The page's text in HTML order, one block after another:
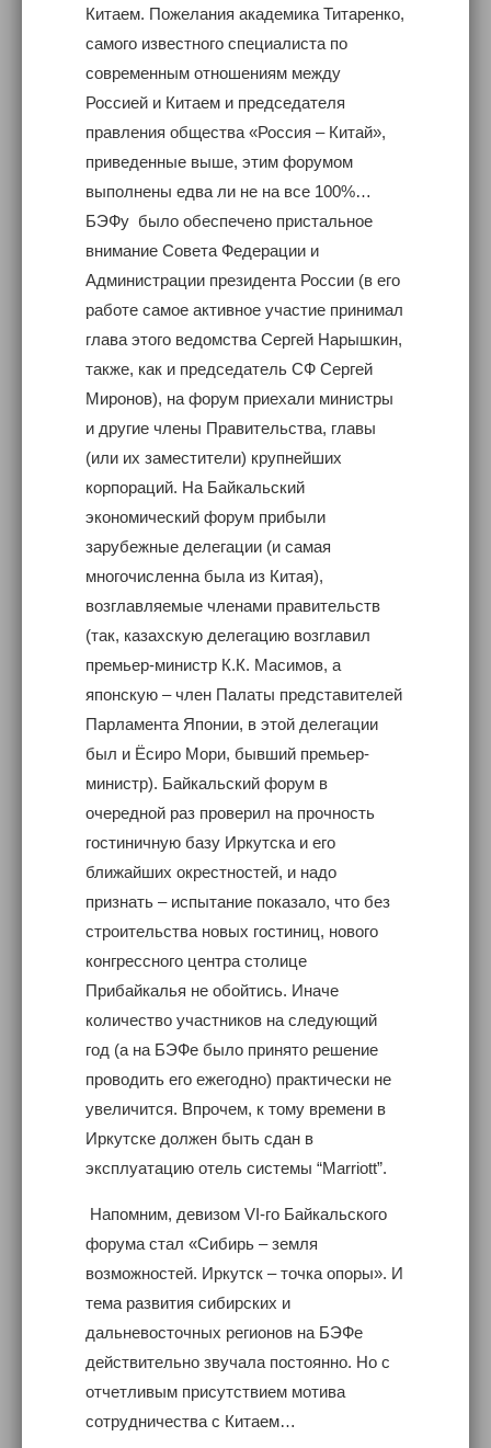
Китаем. Пожелания академика Титаренко,
самого известного специалиста по
современным отношениям между
Россией и Китаем и председателя
правления общества «Россия – Китай»,
приведенные выше, этим форумом
выполнены едва ли не на все 100%…
БЭФу было обеспечено пристальное
внимание Совета Федерации и
Администрации президента России (в его
работе самое активное участие принимал
глава этого ведомства Сергей Нарышкин,
также, как и председатель СФ Сергей
Миронов), на форум приехали министры
и другие члены Правительства, главы
(или их заместители) крупнейших
корпораций. На Байкальский
экономический форум прибыли
зарубежные делегации (и самая
многочисленна была из Китая),
возглавляемые членами правительств
(так, казахскую делегацию возглавил
премьер-министр К.К. Масимов, а
японскую – член Палаты представителей
Парламента Японии, в этой делегации
был и Ёсиро Мори, бывший премьер-
министр). Байкальский форум в
очередной раз проверил на прочность
гостиничную базу Иркутска и его
ближайших окрестностей, и надо
признать – испытание показало, что без
строительства новых гостиниц, нового
конгрессного центра столице
Прибайкалья не обойтись. Иначе
количество участников на следующий
год (а на БЭФе было принято решение
проводить его ежегодно) практически не
увеличится. Впрочем, к тому времени в
Иркутске должен быть сдан в
эксплуатацию отель системы “Marriott”.
Напомним, девизом VI-го Байкальского
форума стал «Сибирь – земля
возможностей. Иркутск – точка опоры». И
тема развития сибирских и
дальневосточных регионов на БЭФе
действительно звучала постоянно. Но с
отчетливым присутствием мотива
сотрудничества с Китаем…